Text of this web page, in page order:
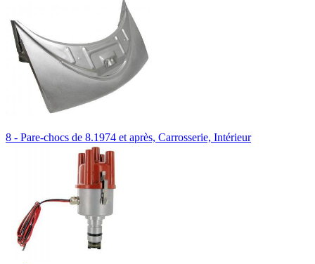
8 - Pare-chocs de 8.1974 et après, Carrosserie, Intérieur